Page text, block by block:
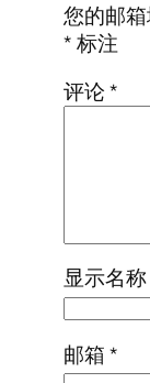
您的邮箱
*标注
评论*
显示名称
邮箱*